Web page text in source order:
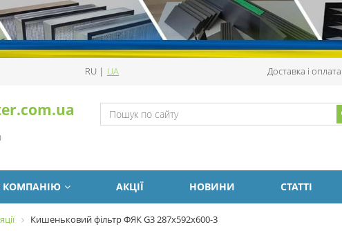
RU | UA Доставка і оплата
КОМПАНІЮ АКЦІЇ НОВИНИ СТАТТІ
Кишеньковий фільтр ФЯК G3 287х592х600-3